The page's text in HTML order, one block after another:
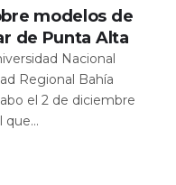
modelos de
de Punta Alta
Nacional
Regional Bahía
el 2 de diciembre